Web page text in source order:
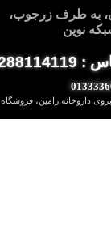
به طرف زرجوب،
نوین
01333360416
داروخانه رامین، فروشگاه